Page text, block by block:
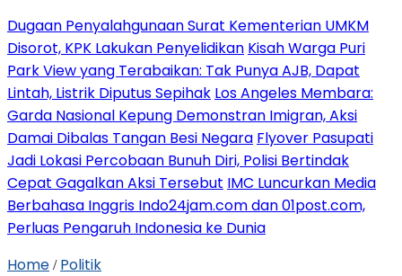
Dugaan Penyalahgunaan Surat Kementerian UMKM
Disorot, KPK Lakukan Penyelidikan Kisah Warga Puri
Park View yang Terabaikan: Tak Punya AJB, Dapat
Lintah, Listrik Diputus Sepihak Los Angeles Membara:
Garda Nasional Kepung Demonstran Imigran, Aksi
Damai Dibalas Tangan Besi Negara Flyover Pasupati
Jadi Lokasi Percobaan Bunuh Diri, Polisi Bertindak
Cepat Gagalkan Aksi Tersebut IMC Luncurkan Media
Berbahasa Inggris Indo24jam.com dan 01post.com,
Perluas Pengaruh Indonesia ke Dunia
Home / Politik